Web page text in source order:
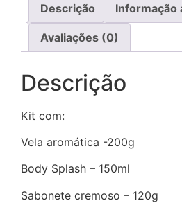
Descrição Informação
Avaliações (0)
Descrição
Kit com:
Vela aromática -200g
Body Splash – 150ml
Sabonete cremoso – 120g